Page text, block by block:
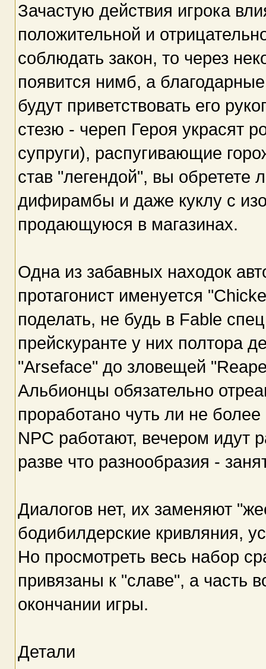
Зачастую действия игрока
положительной и
соблюдать закон, то через
появится нимб, а
будут приветствовать его
стезю - череп Героя украсят
супруги), распугивающие
став "легендой", вы
дифирамбы и даже куклу с
продающуюся в магазинах.
Одна из забавных находок
протагонист именуется
поделать, не будь в Fable
прейскуранте у них полтора
"Arseface" до зловещей
Альбионцы обязательно
проработано чуть ли не
NPC работают, вечером идут
разве что разнообразия -
Диалогов нет, их заменяют
бодибилдерские кривляния,
Но просмотреть весь набор
привязаны к "славе", а часть
окончании игры.
Детали